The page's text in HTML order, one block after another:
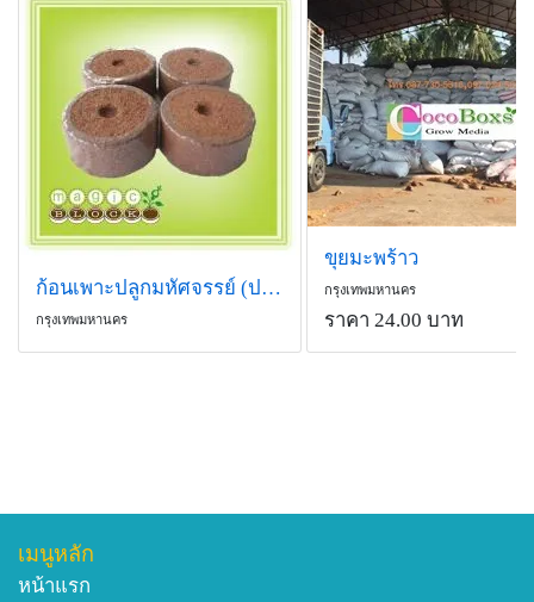
ก้อนเพาะปลูกมหัศจรรย์ (ปลูกพืชไร้ดิน)
กรุงเทพมหานคร
ขุยมะพร้าว
กรุงเทพมหานคร
ราคา 24.00 บาท
เมนูหลัก
หน้าแรก